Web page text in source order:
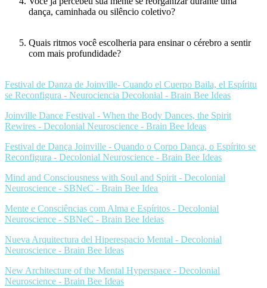
dança, caminhada ou silêncio coletivo?
Quais ritmos você escolheria para ensinar o cérebro a sentir
com mais profundidade?
Festival de Danza de Joinville- Cuando el Cuerpo Baila, el Espíritu
se Reconfigura - Neurociencia Decolonial - Brain Bee Ideas
Joinville Dance Festival - When the Body Dances, the Spirit
Rewires - Decolonial Neuroscience - Brain Bee Ideas
Festival de Dança Joinville - Quando o Corpo Dança, o Espírito se
Reconfigura - Decolonial Neuroscience - Brain Bee Ideas
Mind and Consciousness with Soul and Spirit - Decolonial
Neuroscience - SBNeC - Brain Bee Idea
Mente e Consciências com Alma e Espíritos - Decolonial
Neuroscience - SBNeC - Brain Bee Ideias
Nueva Arquitectura del Hiperespacio Mental - Decolonial
Neuroscience - Brain Bee Ideas
New Architecture of the Mental Hyperspace - Decolonial
Neuroscience - Brain Bee Ideas